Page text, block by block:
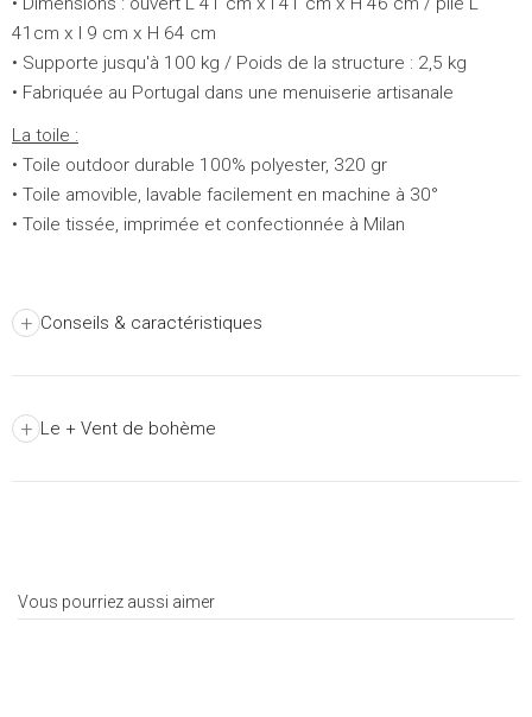
41cm x l 9 cm x H 64 cm
• Supporte jusqu'à 100 kg / Poids de la structure : 2,5 kg
• Fabriquée au Portugal dans une menuiserie artisanale
La toile :
• Toile outdoor durable 100% polyester, 320 gr
• Toile amovible, lavable facilement en machine à 30°
• Toile tissée, imprimée et confectionnée à Milan
+ Conseils & caractéristiques
+ Le + Vent de bohème
Vous pourriez aussi aimer